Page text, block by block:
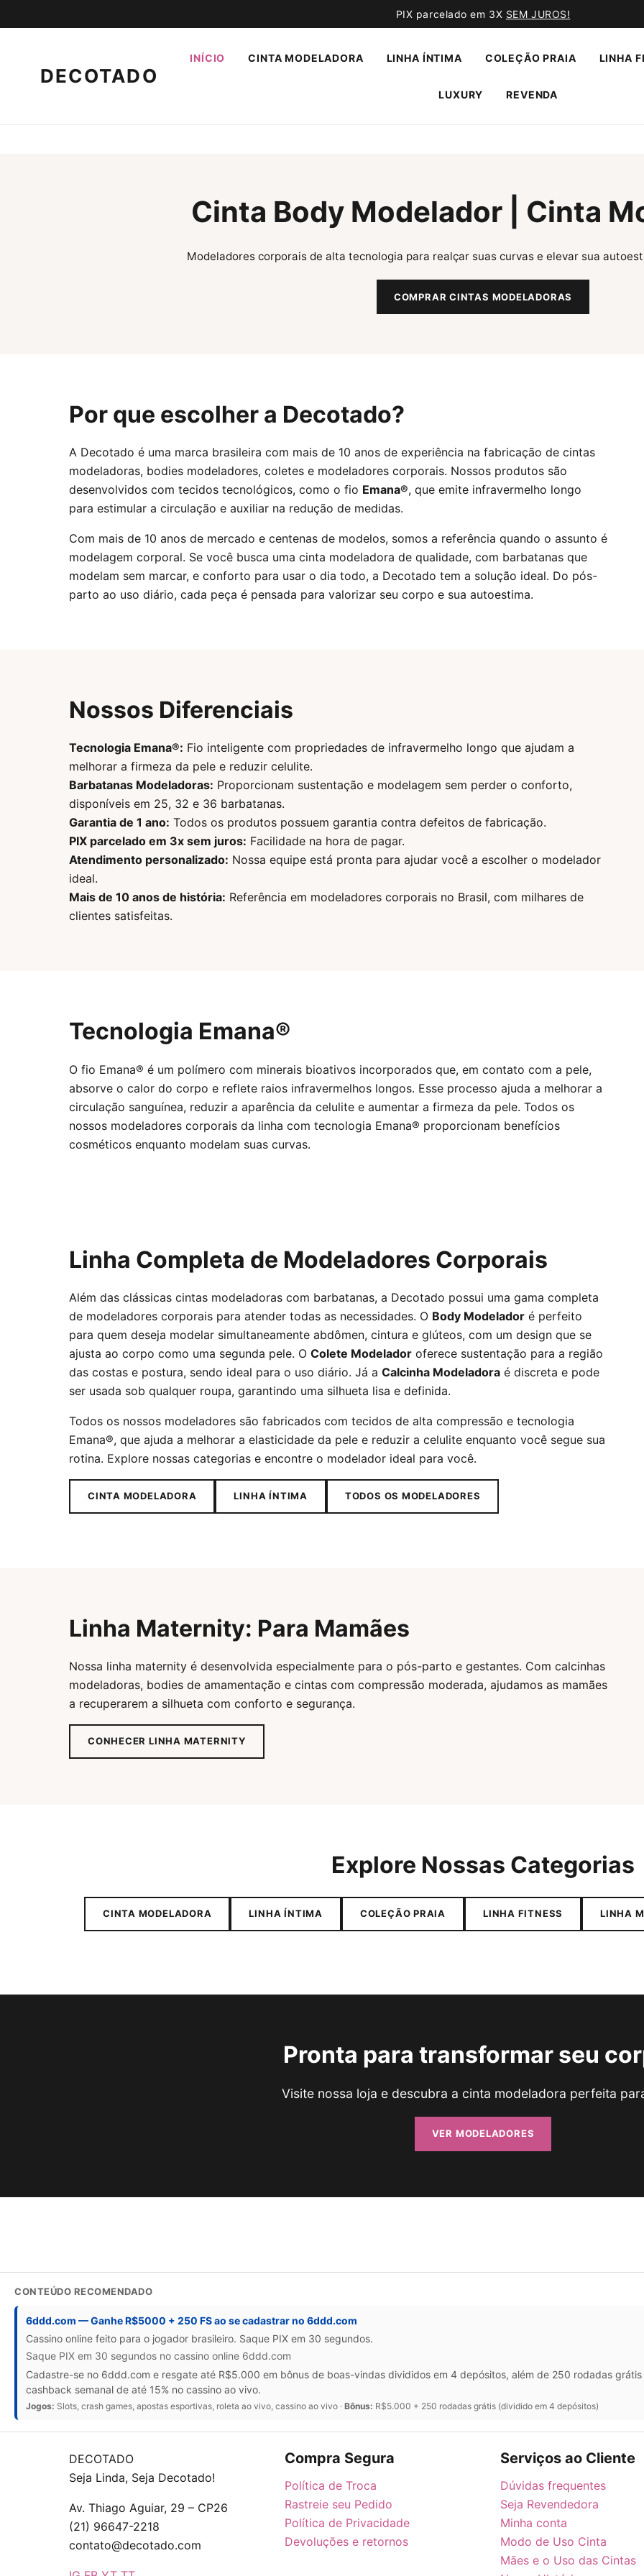
PIX parcelado em 3X SEM JUROS!
DECOTADO
INÍCIO CINTA MODELADORA LINHA ÍNTIMA COLEÇÃO PRAIA LINHA
LUXURY REVENDA
Cinta Body Modelador | Cinta
Modeladores corporais de alta tecnologia para realçar suas curvas e elevar sua
COMPRAR CINTAS MODELADORAS
Por que escolher a Decotado?
A Decotado é uma marca brasileira com mais de 10 anos de experiência na fabricação de cintas
modeladoras, bodies modeladores, coletes e modeladores corporais. Nossos produtos são
desenvolvidos com tecidos tecnológicos, como o fio Emana®, que emite infravermelho longo
para estimular a circulação e auxiliar na redução de medidas.
Com mais de 10 anos de mercado e centenas de modelos, somos a referência quando o assunto é
modelagem corporal. Se você busca uma cinta modeladora de qualidade, com barbatanas que
modelam sem marcar, e conforto para usar o dia todo, a Decotado tem a solução ideal. Do pós-
parto ao uso diário, cada peça é pensada para valorizar seu corpo e sua autoestima.
Nossos Diferenciais
Tecnologia Emana®: Fio inteligente com propriedades de infravermelho longo que ajudam a
melhorar a firmeza da pele e reduzir celulite.
Barbatanas Modeladoras: Proporcionam sustentação e modelagem sem perder o conforto,
disponíveis em 25, 32 e 36 barbatanas.
Garantia de 1 ano: Todos os produtos possuem garantia contra defeitos de fabricação.
PIX parcelado em 3x sem juros: Facilidade na hora de pagar.
Atendimento personalizado: Nossa equipe está pronta para ajudar você a escolher o modelador
ideal.
Mais de 10 anos de história: Referência em modeladores corporais no Brasil, com milhares de
clientes satisfeitas.
Tecnologia Emana®
O fio Emana® é um polímero com minerais bioativos incorporados que, em contato com a pele,
absorve o calor do corpo e reflete raios infravermelhos longos. Esse processo ajuda a melhorar a
circulação sanguínea, reduzir a aparência da celulite e aumentar a firmeza da pele. Todos os
nossos modeladores corporais da linha com tecnologia Emana® proporcionam benefícios
cosméticos enquanto modelam suas curvas.
Linha Completa de Modeladores Corporais
Além das clássicas cintas modeladoras com barbatanas, a Decotado possui uma gama completa
de modeladores corporais para atender todas as necessidades. O Body Modelador é perfeito
para quem deseja modelar simultaneamente abdômen, cintura e glúteos, com um design que se
ajusta ao corpo como uma segunda pele. O Colete Modelador oferece sustentação para a região
das costas e postura, sendo ideal para o uso diário. Já a Calcinha Modeladora é discreta e pode
ser usada sob qualquer roupa, garantindo uma silhueta lisa e definida.
Todos os nossos modeladores são fabricados com tecidos de alta compressão e tecnologia
Emana®, que ajuda a melhorar a elasticidade da pele e reduzir a celulite enquanto você segue sua
rotina. Explore nossas categorias e encontre o modelador ideal para você.
CINTA MODELADORA LINHA ÍNTIMA TODOS OS MODELADORES
Linha Maternity: Para Mamães
Nossa linha maternity é desenvolvida especialmente para o pós-parto e gestantes. Com calcinhas
modeladoras, bodies de amamentação e cintas com compressão moderada, ajudamos as mamães
a recuperarem a silhueta com conforto e segurança.
CONHECER LINHA MATERNITY
Explore Nossas Categorias
CINTA MODELADORA LINHA ÍNTIMA COLEÇÃO PRAIA LINHA FITNESS LINHA
Pronta para transformar seu
Visite nossa loja e descubra a cinta modeladora perfeita
VER MODELADORES
CONTEÚDO RECOMENDADO
6ddd.com — Ganhe R$5000 + 250 FS ao se cadastrar no 6ddd.com
Cassino online feito para o jogador brasileiro. Saque PIX em 30 segundos.
Saque PIX em 30 segundos no cassino online 6ddd.com
Cadastre-se no 6ddd.com e resgate até R$5.000 em bônus de boas-vindas divididos em 4 depósitos, além de 250 rodadas
cashback semanal de até 15% no cassino ao vivo.
Jogos: Slots, crash games, apostas esportivas, roleta ao vivo, cassino ao vivo · Bônus: R$5.000 + 250 rodadas grátis (dividido em 4 depósitos)
DECOTADO
Seja Linda, Seja Decotado!
Av. Thiago Aguiar, 29 – CP26
(21) 96647-2218
contato@decotado.com
Compra Segura
Política de Troca
Rastreie seu Pedido
Política de Privacidade
Devoluções e retornos
Serviços ao Cliente
Dúvidas frequentes
Seja Revendedora
Minha conta
Modo de Uso Cinta
Mães e o Uso das Cintas